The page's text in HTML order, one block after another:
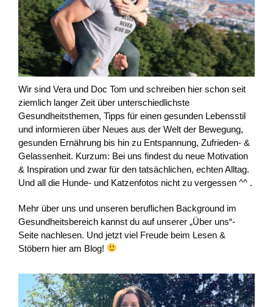
Wir sind Vera und Doc Tom und schreiben hier schon seit
ziemlich langer Zeit über unterschiedlichste
Gesundheitsthemen, Tipps für einen gesunden Lebensstil
und informieren über Neues aus der Welt der Bewegung,
gesunden Ernährung bis hin zu Entspannung, Zufrieden- &
Gelassenheit. Kurzum: Bei uns findest du neue Motivation
& Inspiration und zwar für den tatsächlichen, echten Alltag.
Und all die Hunde- und Katzenfotos nicht zu vergessen ^^ .
Mehr über uns und unseren beruflichen Background im
Gesundheitsbereich kannst du auf unserer „Über uns“-
Seite nachlesen. Und jetzt viel Freude beim Lesen &
Stöbern hier am Blog!